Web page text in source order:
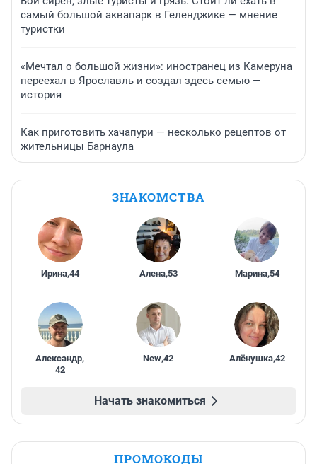
самый большой аквапарк в Геленджике — мнение
туристки
«Мечтал о большой жизни»: иностранец из Камеруна
переехал в Ярославль и создал здесь семью —
история
Как приготовить хачапури — несколько рецептов от
жительницы Барнаула
ЗНАКОМСТВА
Ирина,44 Алена,53 Марина,54
Александр,
42
New,42 Алёнушка,42
Начать знакомиться
ПРОМОКОДЫ